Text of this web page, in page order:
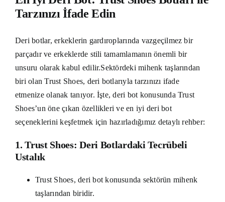
Tarzınızı İfade Edin
Deri botlar, erkeklerin gardıroplarında vazgeçilmez bir
parçadır ve erkeklerde stili tamamlamanın önemli bir
unsuru olarak kabul edilir.Sektördeki mihenk taşlarından
biri olan Trust Shoes, deri botlarıyla tarzınızı ifade
etmenize olanak tanıyor. İşte, deri bot konusunda Trust
Shoes’un öne çıkan özellikleri ve en iyi deri bot
seçeneklerini keşfetmek için hazırladığımız detaylı rehber:
1. Trust Shoes: Deri Botlardaki Tecrübeli
Ustalık
Trust Shoes, deri bot konusunda sektörün mihenk
taşlarından biridir.